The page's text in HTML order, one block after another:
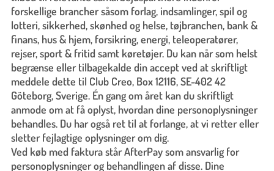
forskellige brancher såsom forlag, indsamlinger, spil og
lotteri, sikkerhed, skønhed og helse, tøjbranchen, bank &
finans, hus & hjem, forsikring, energi, teleoperatører,
rejser, sport & fritid samt køretøjer. Du kan når som helst
begrænse eller tilbagekalde din accept ved at skriftligt
meddele dette til Club Creo, Box 12116, SE-402 42
Göteborg, Sverige. Én gang om året kan du skriftligt
anmode om at få oplyst, hvordan dine personoplysninger
behandles. Du har også ret til at forlange, at vi retter eller
sletter fejlagtige oplysninger om dig.
Ved køb med faktura står AfterPay som ansvarlig for
personoplysninger og behandlingen af disse. Dine